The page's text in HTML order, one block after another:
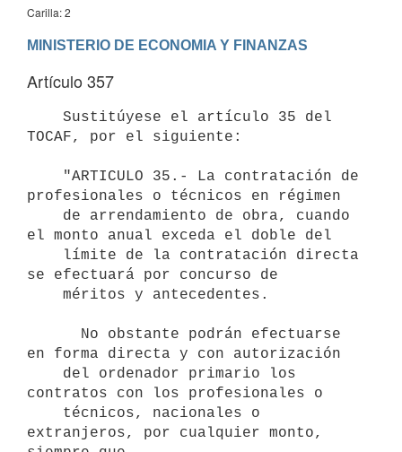
Carilla: 2
MINISTERIO DE ECONOMIA Y FINANZAS
Artículo 357
TOCAF, por el siguiente:
profesionales o técnicos en régimen
el monto anual exceda el doble del
se efectuará por concurso de
en forma directa y con autorización
contratos con los profesionales o
extranjeros, por cualquier monto,